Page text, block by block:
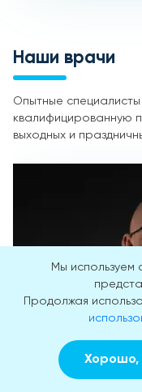
Наши врачи
Опытные специалисты
квалифицированную
выходных и
Мы
Продолжая
Хорошо,
Заказать звонок